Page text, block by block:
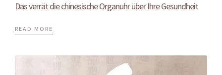
Das verrät die chinesische Organuhr über Ihre Gesundheit
READ MORE